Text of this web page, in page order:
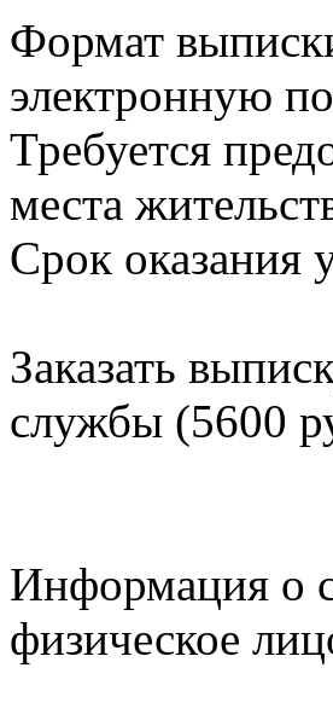
Формат
электронную
Требуется
места
Срок оказания
Заказать
службы (5600
Информация о
физическое